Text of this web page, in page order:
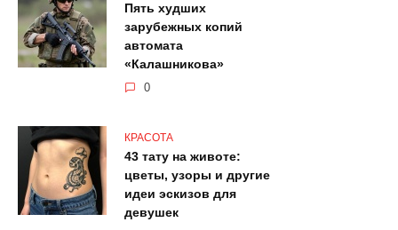
Пять худших
зарубежных копий
автомата
«Калашникова»
0
КРАСОТА
43 тату на животе:
цветы, узоры и другие
идеи эскизов для
девушек